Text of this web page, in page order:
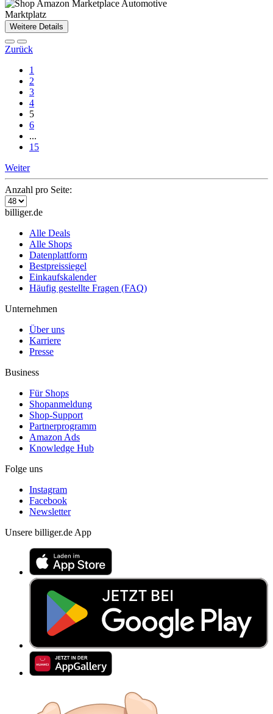
Marktplatz
Weitere Details
Zurück
1
2
3
4
5
6
...
15
Weiter
Anzahl pro Seite:
billiger.de
Alle Deals
Alle Shops
Datenplattform
Bestpreissiegel
Einkaufskalender
Häufig gestellte Fragen (FAQ)
Unternehmen
Über uns
Karriere
Presse
Business
Für Shops
Shopanmeldung
Shop-Support
Partnerprogramm
Amazon Ads
Knowledge Hub
Folge uns
Instagram
Facebook
Newsletter
Unsere billiger.de App